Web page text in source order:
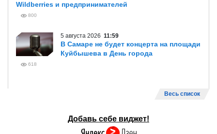
Wildberries и предпринимателей
800
5 августа 2026 11:59
В Самаре не будет концерта на площади
Куйбышева в День города
618
Весь список
Добавь себе виджет!